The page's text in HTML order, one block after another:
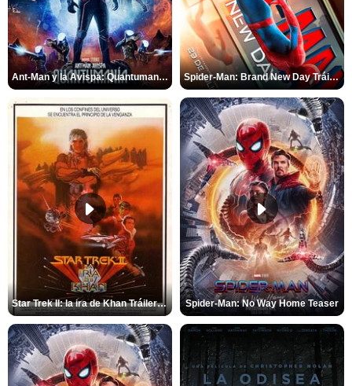
Ant-Man y la Avispa: Quantumanía Tráiler (2) Spider-Man: Brand New Day Tráiler (3)
Star Trek II: la ira de Khan Tráiler VO Spider-Man: No Way Home Teaser